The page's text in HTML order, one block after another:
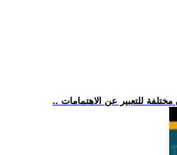
للتعبير عن الاهتمامات